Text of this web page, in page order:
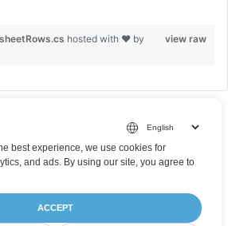
view raw
hosted with ❤ by
best experience, we use cookies for
and ads. By using our site, you agree to
ACCEPT